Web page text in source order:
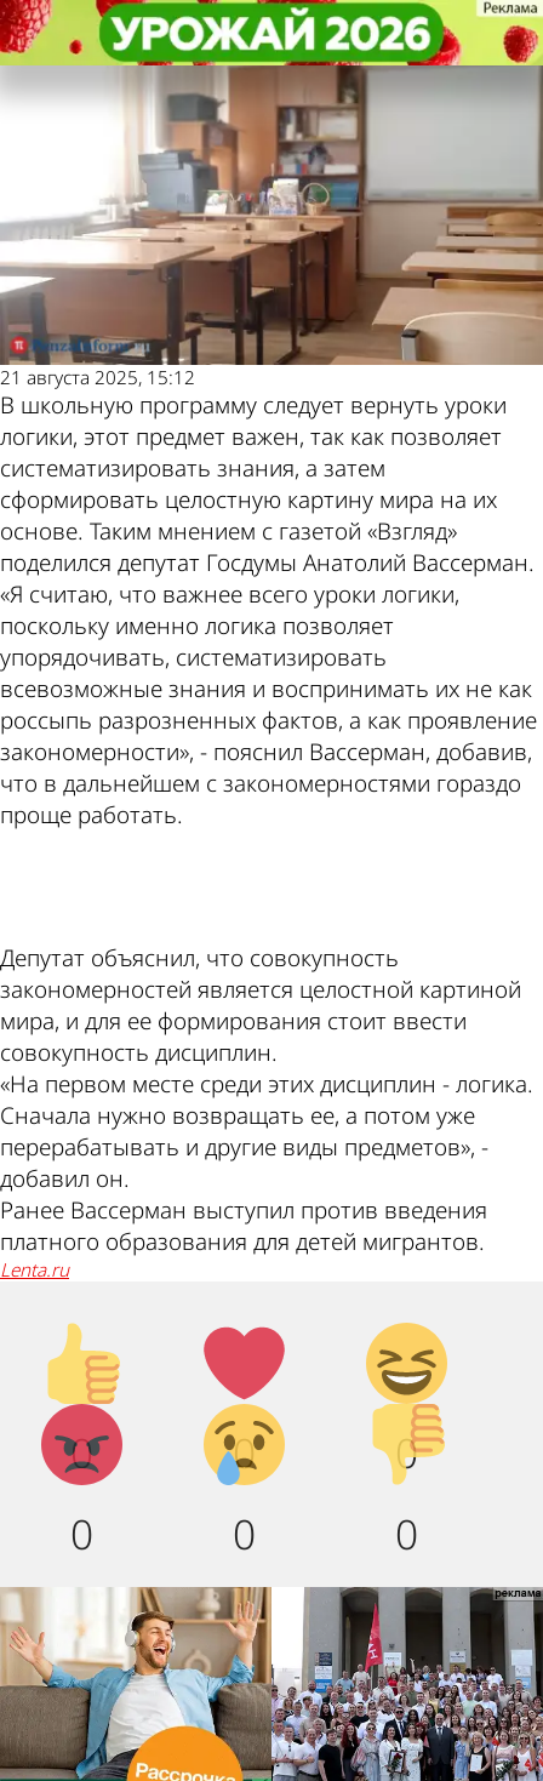
В Госдуме назвали недостающий
школьникам урок
В стране и
мире
21 августа 2025, 15:12
В школьную программу следует вернуть уроки
логики, этот предмет важен, так как позволяет
систематизировать знания, а затем
сформировать целостную картину мира на их
основе. Таким мнением с газетой «Взгляд»
поделился депутат Госдумы Анатолий Вассерман.
«Я считаю, что важнее всего уроки логики,
поскольку именно логика позволяет
упорядочивать, систематизировать
всевозможные знания и воспринимать их не как
россыпь разрозненных фактов, а как проявление
закономерности», - пояснил Вассерман, добавив,
что в дальнейшем с закономерностями гораздо
проще работать.
Депутат объяснил, что совокупность
закономерностей является целостной картиной
мира, и для ее формирования стоит ввести
совокупность дисциплин.
«На первом месте среди этих дисциплин - логика.
Сначала нужно возвращать ее, а потом уже
перерабатывать и другие виды предметов», -
добавил он.
Ранее Вассерман выступил против введения
платного образования для детей мигрантов.
lenta.ru
Палец
вверх!
0
Лайк!
0
Дикий
смех!
0
Агрессия!
0
Грусть
:(
0
Палец
вниз!
0
В Госдуме назвали недостающий
школьникам урок
В стране и
мире
Последние новости
Погода и курсы
валют в Пензе